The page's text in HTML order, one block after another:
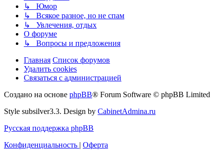
↳ Юмор
↳ Всякое разное, но не спам
↳ Увлечения, отдых
О форуме
↳ Вопросы и предложения
Главная Список форумов
Удалить cookies
Связаться
администрацией
Связаться с администрацией
Создано на основе phpBB® Forum Software © phpBB Limited
Style subsilver3.3. Design by CabinetAdmina.ru
Русская поддержка phpBB
Конфиденциальность | Оферта